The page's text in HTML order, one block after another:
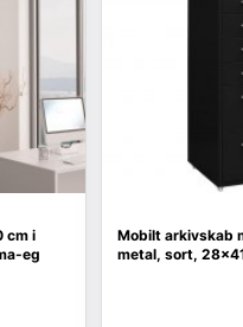
cm i
eg
Mobilt arkivskab
metal, sort,